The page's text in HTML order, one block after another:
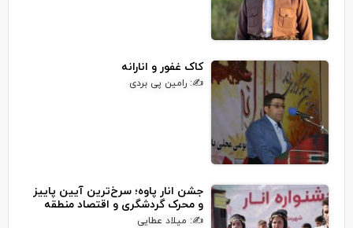
کاک غفور و انارانه
✍: رامین پی بردی
جشن انار پاوه؛ سرخ‌ترین آیین پاییز
و محرک گردشگری و اقتصاد منطقه
✍: میلاد عطایی